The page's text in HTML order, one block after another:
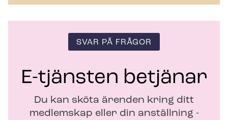
t
e
r
SVAR PÅ FRÅGOR
E-tjänsten betjänar
Du kan sköta ärenden kring ditt
medlemskap eller din anställning -